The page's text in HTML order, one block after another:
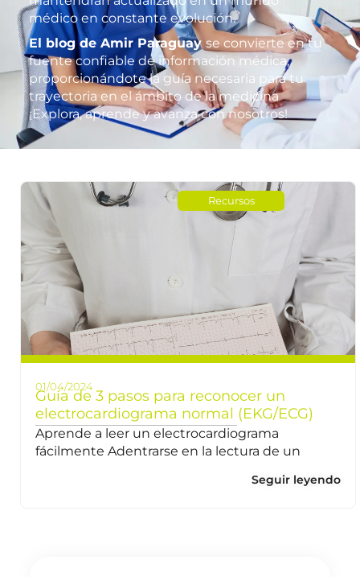
médico en constante evolución.
El blog de Amir Paraguayse convierte en tu
fuente confiable de información médica,
proporcionándote la guía necesaria para tu
trayectoria en el ámbito de la medicina
¡Explora, aprende y avanza con nosotros!
Recursos
01/04/2024
Guía de 3 pasos para reconocer un
electrocardiograma normal (EKG/ECG)
Aprende a leer un electrocardiograma
fácilmente Adentrarse en la lectura de un
Seguir leyendo